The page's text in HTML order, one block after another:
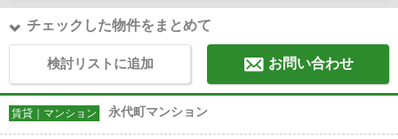
チェックした物件をまとめて
検討リストに追加 お問い合わせ
賃貸｜マンション 永代町マンション